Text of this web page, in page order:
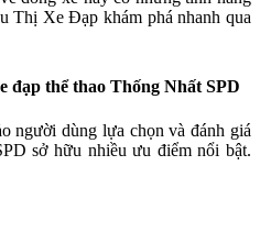
Thị Xe Đạp khám phá nhanh qua
đạp thể thao Thống Nhất SPD
người dùng lựa chọn và đánh giá
sở hữu nhiều ưu điểm nổi bật.